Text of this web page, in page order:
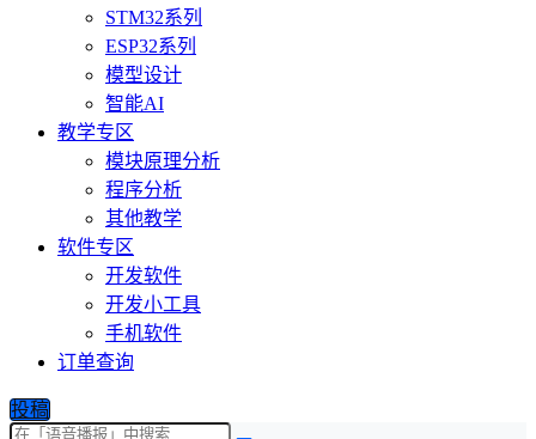
STM32系列
ESP32系列
模型设计
智能AI
教学专区
模块原理分析
程序分析
其他教学
软件专区
开发软件
开发小工具
手机软件
订单查询
投稿